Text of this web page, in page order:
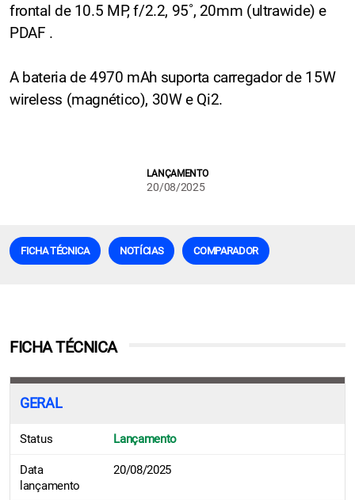
LANÇAMENTO
20/08/2025
frontal de 10.5 MP, f/2.2, 95˚, 20mm (ultrawide) e
PDAF .
A bateria de 4970 mAh suporta carregador de 15W
wireless (magnético), 30W e Qi2.
FICHA TÉCNICA NOTÍCIAS COMPARADOR
FICHA TÉCNICA
GERAL
Status Lançamento
Data
lançamento
20/08/2025